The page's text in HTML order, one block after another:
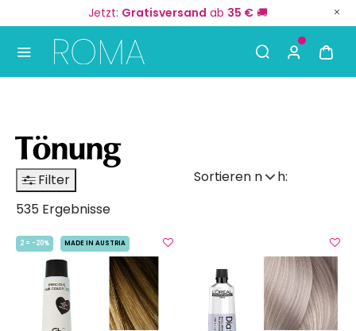
Jetzt: Gratisversand ab 35 € 🚚
Tönung
Sortieren nach:
Filter
535 Ergebnisse
2 = -20% MADE IN AUSTRIA